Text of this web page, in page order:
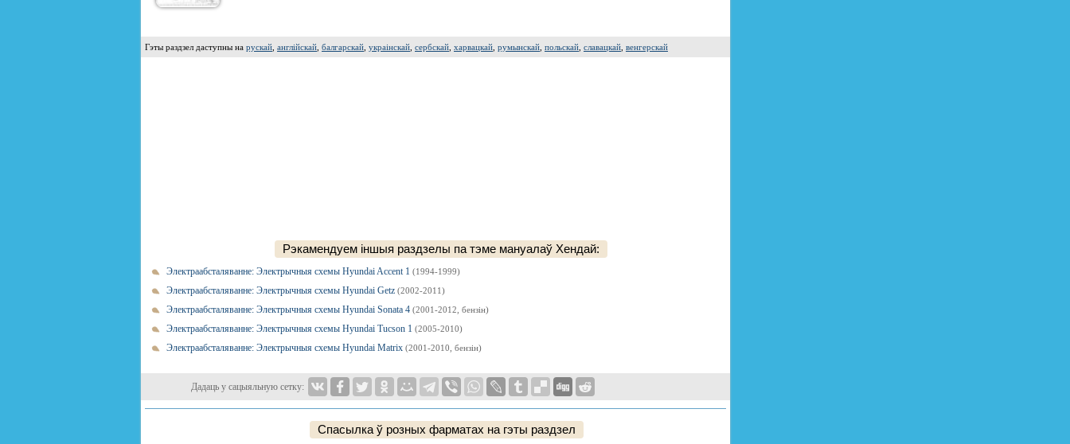
Гэты раздзел даступны на рускай англійскай балгарскай украінскай сербскай харвацкай румынскай польскай славацкай венгерскай
Рэкамендуем іншыя раздзелы па тэме мануалаў Хендай:
Электраабсталяванне: Электрычныя схемы Hyundai Accent 1 (1994-1999)
Электраабсталяванне: Электрычныя схемы Hyundai Getz (2002-2011)
Электраабсталяванне: Электрычныя схемы Hyundai Sonata 4 (2001-2012, бензін)
Электраабсталяванне: Электрычныя схемы Hyundai Tucson 1 (2005-2010)
Электраабсталяванне: Электрычныя схемы Hyundai Matrix (2001-2010, бензін)
Дадаць у сацыяльную сетку:
Спасылка ў розных фарматах на гэты раздзел